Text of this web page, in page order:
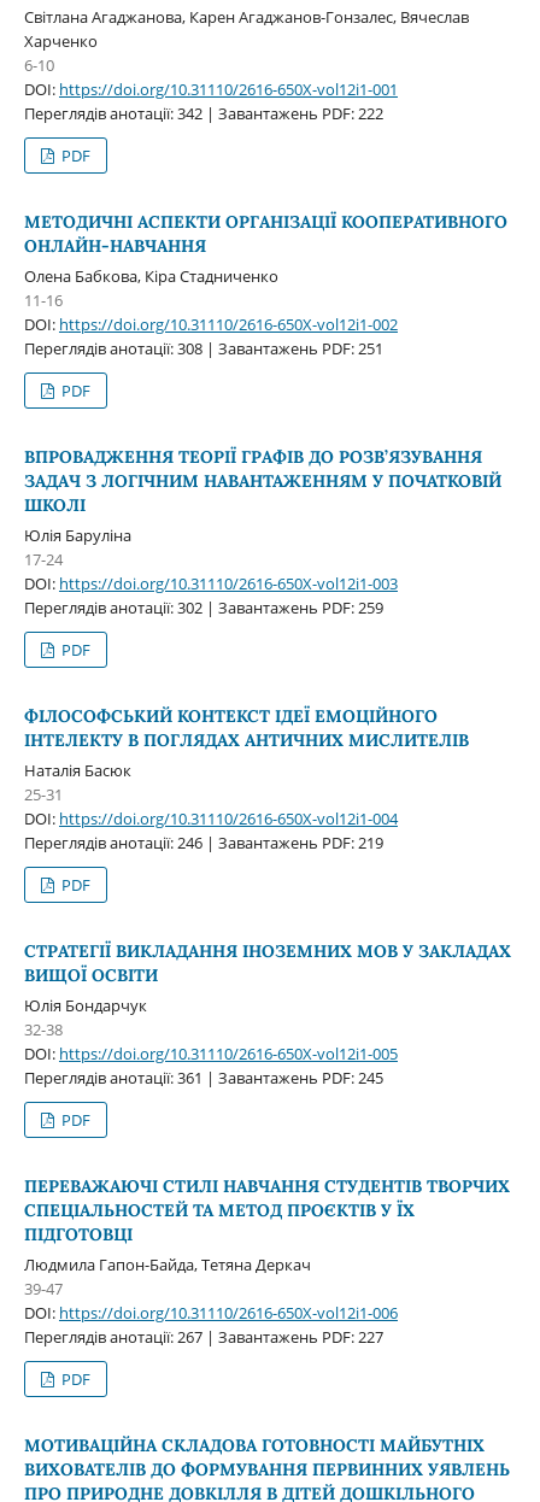
Світлана Агаджанова, Карен Агаджанов-Гонзалес, Вячеслав
Харченко
6-10
DOI: https://doi.org/10.31110/2616-650X-vol12i1-001
Переглядів анотації: 342 | Завантажень PDF: 222
PDF
МЕТОДИЧНІ АСПЕКТИ ОРГАНІЗАЦІЇ КООПЕРАТИВНОГО
ОНЛАЙН-НАВЧАННЯ
Олена Бабкова, Кіра Стадниченко
11-16
DOI: https://doi.org/10.31110/2616-650X-vol12i1-002
Переглядів анотації: 308 | Завантажень PDF: 251
PDF
ВПРОВАДЖЕННЯ ТЕОРІЇ ГРАФІВ ДО РОЗВ’ЯЗУВАННЯ
ЗАДАЧ З ЛОГІЧНИМ НАВАНТАЖЕННЯМ У ПОЧАТКОВІЙ
ШКОЛІ
Юлія Баруліна
17-24
DOI: https://doi.org/10.31110/2616-650X-vol12i1-003
Переглядів анотації: 302 | Завантажень PDF: 259
PDF
ФІЛОСОФСЬКИЙ КОНТЕКСТ ІДЕЇ ЕМОЦІЙНОГО
ІНТЕЛЕКТУ В ПОГЛЯДАХ АНТИЧНИХ МИСЛИТЕЛІВ
Наталія Басюк
25-31
DOI: https://doi.org/10.31110/2616-650X-vol12i1-004
Переглядів анотації: 246 | Завантажень PDF: 219
PDF
СТРАТЕГІЇ ВИКЛАДАННЯ ІНОЗЕМНИХ МОВ У ЗАКЛАДАХ
ВИЩОЇ ОСВІТИ
Юлія Бондарчук
32-38
DOI: https://doi.org/10.31110/2616-650X-vol12i1-005
Переглядів анотації: 361 | Завантажень PDF: 245
PDF
ПЕРЕВАЖАЮЧІ СТИЛІ НАВЧАННЯ СТУДЕНТІВ ТВОРЧИХ
СПЕЦІАЛЬНОСТЕЙ ТА МЕТОД ПРОЄКТІВ У ЇХ
ПІДГОТОВЦІ
Людмила Гапон-Байда, Тетяна Деркач
39-47
DOI: https://doi.org/10.31110/2616-650X-vol12i1-006
Переглядів анотації: 267 | Завантажень PDF: 227
PDF
МОТИВАЦІЙНА СКЛАДОВА ГОТОВНОСТІ МАЙБУТНІХ
ВИХОВАТЕЛІВ ДО ФОРМУВАННЯ ПЕРВИННИХ УЯВЛЕНЬ
ПРО ПРИРОДНЕ ДОВКІЛЛЯ В ДІТЕЙ ДОШКІЛЬНОГО